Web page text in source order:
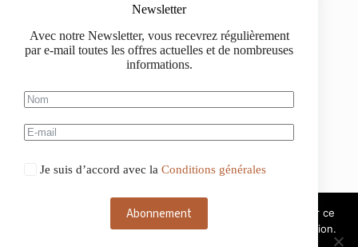
Newsletter
Avec notre Newsletter, vous recevrez régulièrement
par e-mail toutes les offres actuelles et de nombreuses
informations.
Je suis d’accord avec la Conditions générales
Abonnement
Sur nous
Impressum
Informations d'achat
Information de paiement
Ce site web utilise des cookies. Si vous continuez à utiliser ce
site web, nous considérons que vous acceptez leur utilisation.